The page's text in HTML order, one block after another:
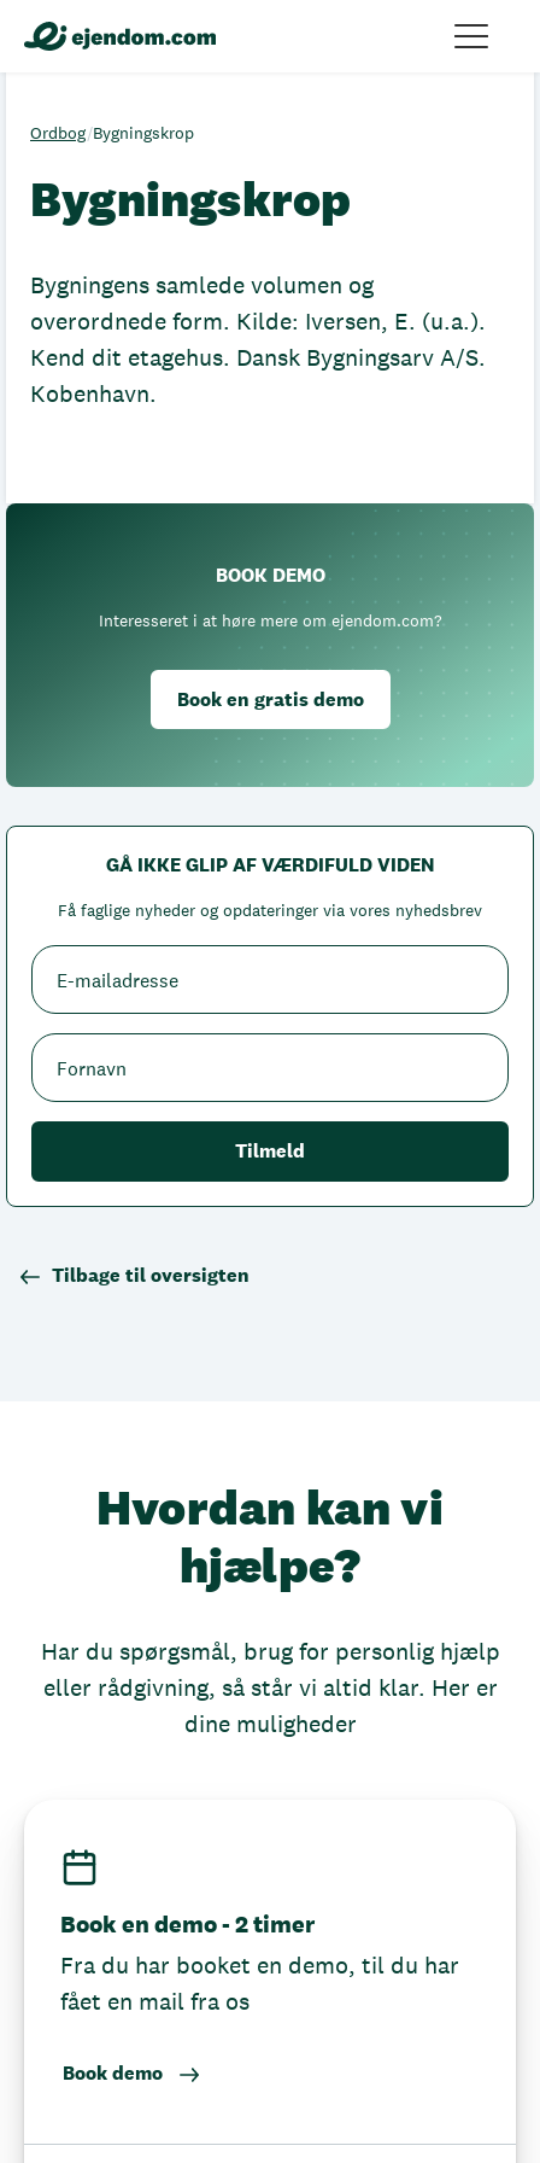
Ordbog/Bygningskrop
Bygningskrop
Bygningens samlede volumen og
overordnede form. Kilde: Iversen, E. (u.a.).
Kend dit etagehus. Dansk Bygningsarv A/S.
Kobenhavn.
BOOK DEMO
Interesseret i at høre mere om ejendom.com?
Book en gratis demo
GÅ IKKE GLIP AF VÆRDIFULD VIDEN
Få faglige nyheder og opdateringer via vores nyhedsbrev
Tilbage til oversigten
Hvordan kan vi
hjælpe?
Har du spørgsmål, brug for personlig hjælp
eller rådgivning, så står vi altid klar. Her er
dine muligheder
Book en demo - 2 timer
Fra du har booket en demo, til du har
fået en mail fra os
Book demo